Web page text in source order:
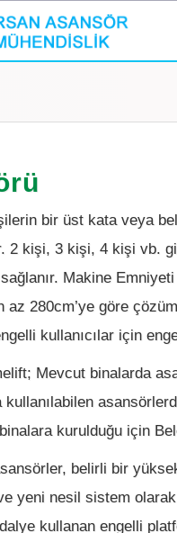
bir üst kata veya
2 kişi, 3 kişi, 4 kişi vb.
Makine
az 280cm’ye göre
kullanıcılar için
Mevcut binalarda
kullanılabilen
kurulduğu için
belirli bir
yeni nesil sistem
kullanan engelli